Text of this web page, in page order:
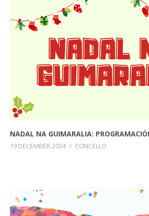
NADAL NA GUIMARALIA:
19 DECEMBER 2024 / CONCELLO